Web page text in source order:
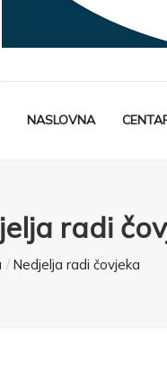
NASLOVNA
radi
Nedjelja radi čovjeka